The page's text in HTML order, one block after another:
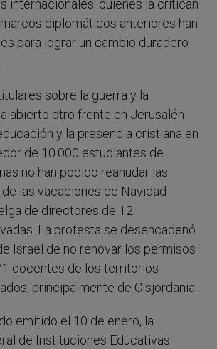
internacionales; quienes la critican
diplomáticos anteriores han
para lograr un cambio duradero
sobre la guerra y la
abierto otro frente en Jerusalén
y la presencia cristiana en
de 10.000 estudiantes de
no han podido reanudar las
las vacaciones de Navidad
de directores de 12
La protesta se desencadenó
Israel de no renovar los permisos
docentes de los territorios
principalmente de Cisjordania.
emitido el 10 de enero, la
de Instituciones Educativas